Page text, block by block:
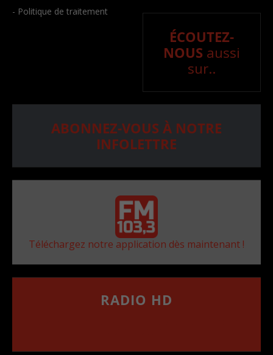
- Politique de traitement
ÉCOUTEZ-
NOUS aussi
sur..
ABONNEZ-VOUS À NOTRE
INFOLETTRE
Téléchargez notre application dès maintenant !
RADIO HD